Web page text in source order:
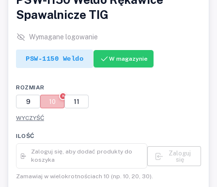
Spawalnicze TIG
Wymagane logowanie
PSW-1150 Weldo W magazynie
ROZMIAR
9 10 11
WYCZYŚĆ
ILOŚĆ
Zaloguj się, aby dodać produkty do
koszyka
Zaloguj
się
Zamawiaj w wielokrotnościach 10 (np. 10, 20, 30).